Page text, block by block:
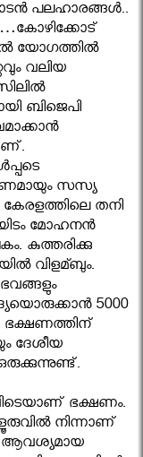
പലഹാരങ്ങൾ..
…കോഴിക്കോട്
യോഗത്തില്‍
വലിയ
ബിജെപി
സസ്യ
തനി
മോഹനന്‍
കുത്തരിക്കു
വിളമ്ബും.
5000
ഭക്ഷണത്തിന്
ദേശീയ
ഭക്ഷണം.
നിന്നാണ്
ആവശ്യമായ